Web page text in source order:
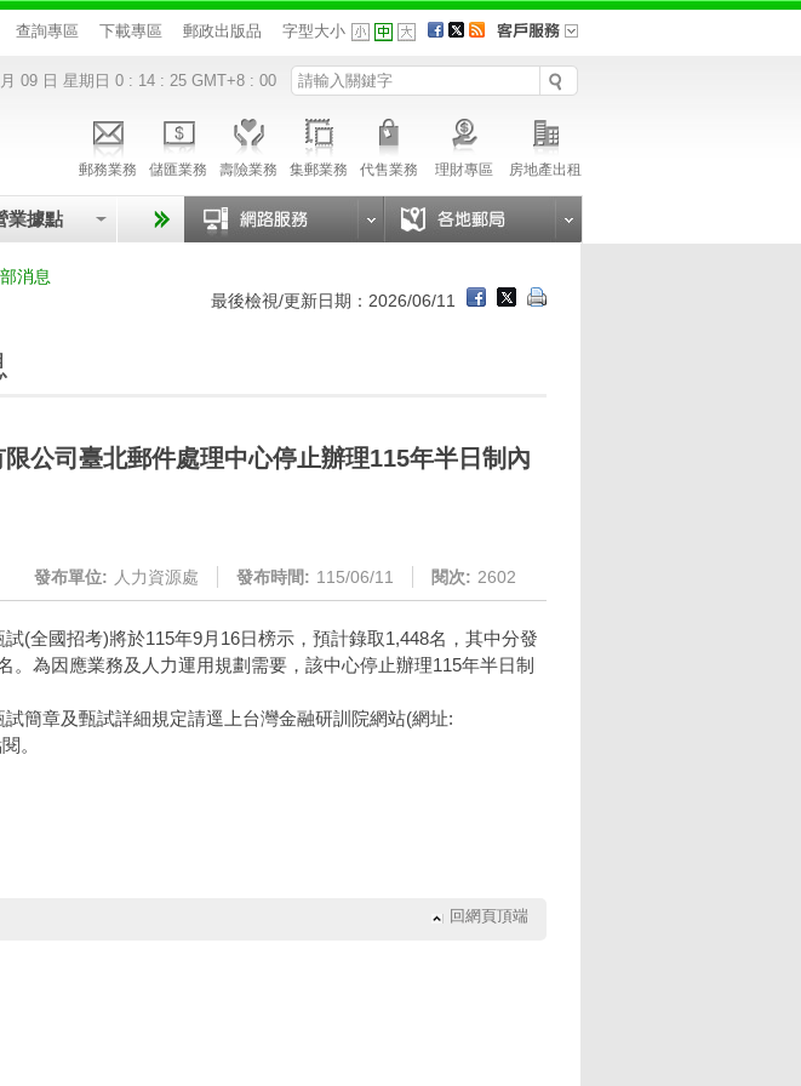
查詢專區 下載專區 郵政出版品 字型大小
09 日 星期日 0 : 14 : 25 GMT+8 : 00
郵務業務 儲匯業務 壽險業務 集郵業務 代售業務 理財專區 房地產出租
業據點
消息
最後檢視/更新日期：2026/06/11
公司臺北郵件處理中心停止辦理115年半日制內
發布單位: 人力資源處 發布時間: 115/06/11 閱次: 2602
(全國招考)將於115年9月16日榜示，預計錄取1,448名，其中分發
。為因應業務及人力運用規劃需要，該中心停止辦理115年半日制
簡章及甄試詳細規定請逕上台灣金融研訓院網站(網址:
。
回網頁頂端